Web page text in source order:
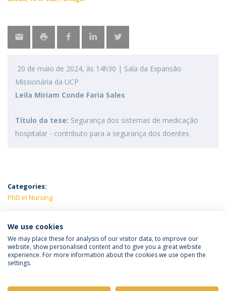
20 de maio de 2024, às 14h30 | Sala da Expansão
Missionária da UCP
Leila Miriam Conde Faria Sales
Título da tese: Segurança dos sistemas de medicação
hospitalar - contributo para a segurança dos doentes
Categories:
PhD in Nursing
LATEST NEWS
Política de Privacidade
Termos e Condições
We use cookies
We may place these for analysis of our visitor data, to improve our
website, show personalised content and to give you a great website
experience. For more information about the cookies we use open the
settings.